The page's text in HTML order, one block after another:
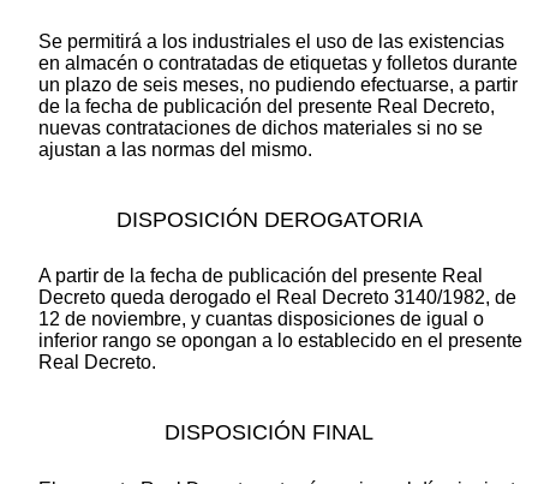
Se permitirá a los industriales el uso de las existencias
en almacén o contratadas de etiquetas y folletos durante
un plazo de seis meses, no pudiendo efectuarse, a partir
de la fecha de publicación del presente Real Decreto,
nuevas contrataciones de dichos materiales si no se
ajustan a las normas del mismo.
DISPOSICIÓN DEROGATORIA
A partir de la fecha de publicación del presente Real
Decreto queda derogado el Real Decreto 3140/1982, de
12 de noviembre, y cuantas disposiciones de igual o
inferior rango se opongan a lo establecido en el presente
Real Decreto.
DISPOSICIÓN FINAL